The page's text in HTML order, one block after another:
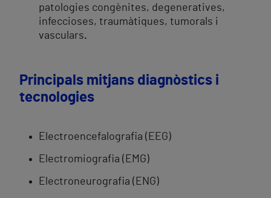
patologies congènites, degeneratives,
infeccioses, traumàtiques, tumorals i
vasculars.
Principals mitjans diagnòstics i
tecnologies
Electroencefalografia (EEG)
Electromiografia (EMG)
Electroneurografia (ENG)